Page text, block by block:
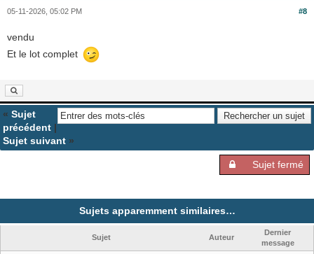
#8
05-11-2026, 05:02 PM
vendu
Et le lot complet
« Sujet
précédent |
Sujet suivant »
Sujet fermé
Sujets apparemment similaires…
Sujet Auteur
Dernier
message